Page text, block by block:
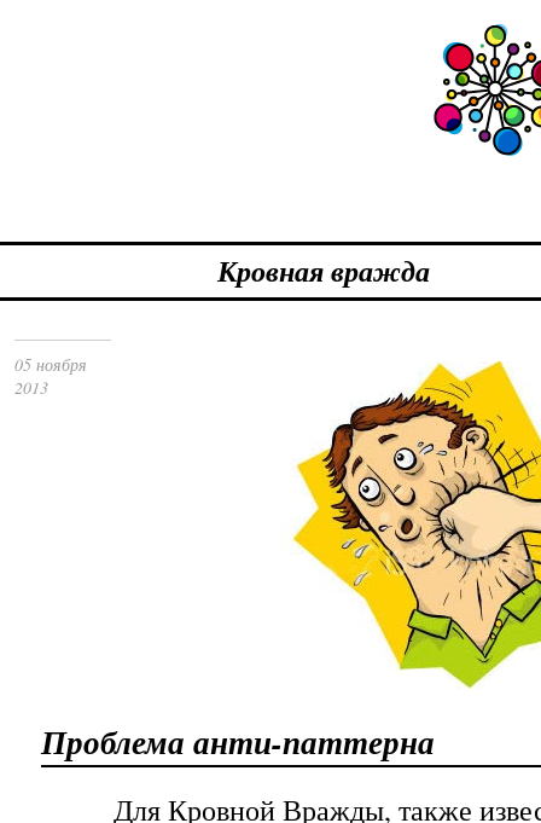
Кровная вражда
05 ноября
2013
Проблема анти-паттерна
Для Кровной Вражды, также